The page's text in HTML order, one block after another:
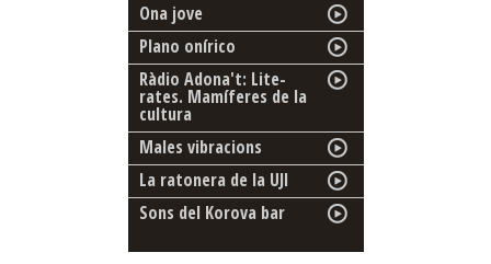
Ona jove
Plano onírico
Ràdio Adona't: Lite-
rates. Mamíferes de la
cultura
Males vibracions
La ratonera de la UJI
Sons del Korova bar